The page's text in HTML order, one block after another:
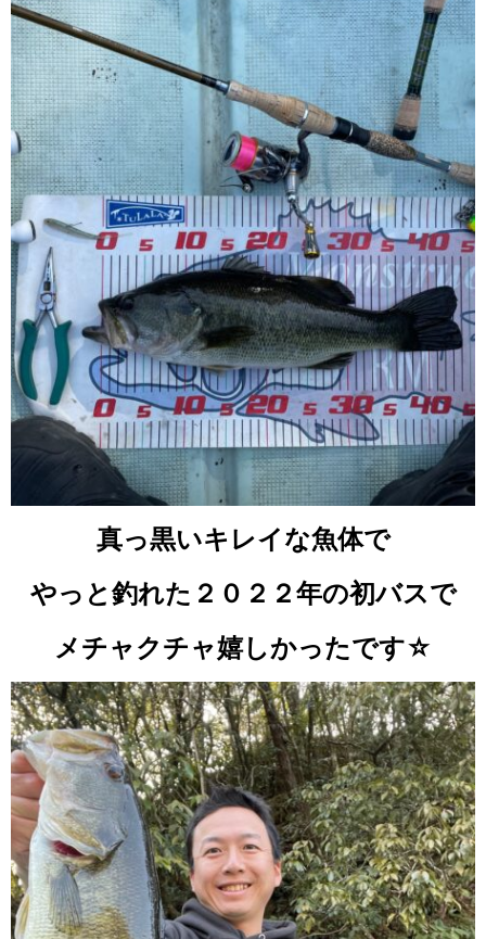
真っ黒いキレイな魚体で
やっと釣れた２０２２年の初バスで
メチャクチャ嬉しかったです☆